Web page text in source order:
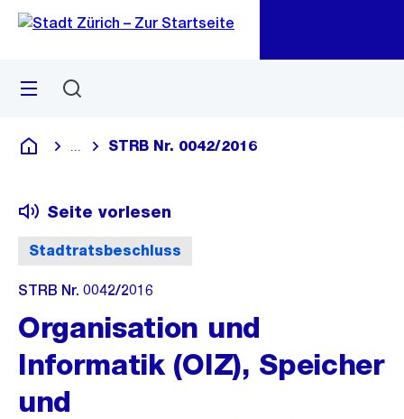
Navigation
Sprunglink
Menü
Deutsch
Blende alle Breadcrumbs ein
STRB Nr. 0042/2016
Stadtratsbeschluss
Seite vorlesen
STRB Nr. 0042/2016
Organisation und
Informatik (OIZ), Speicher
und